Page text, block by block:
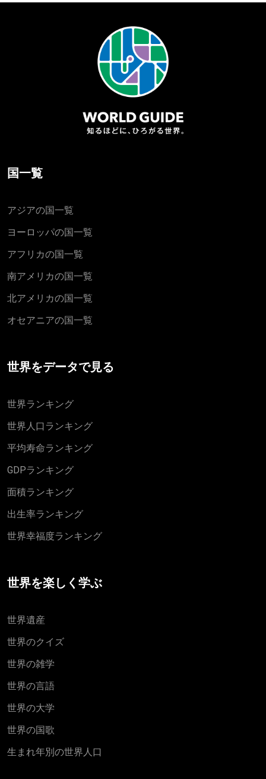
国一覧
アジアの国一覧
ヨーロッパの国一覧
アフリカの国一覧
南アメリカの国一覧
北アメリカの国一覧
オセアニアの国一覧
世界をデータで見る
世界ランキング
世界人口ランキング
平均寿命ランキング
GDPランキング
面積ランキング
出生率ランキング
世界幸福度ランキング
世界を楽しく学ぶ
世界遺産
世界のクイズ
世界の雑学
世界の言語
世界の大学
世界の国歌
生まれ年別の世界人口